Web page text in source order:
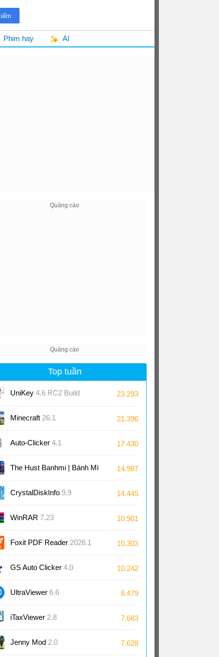
Phim hay AI
Top tuần
UniKey 4.6 RC2 Build
230919
23.293
Minecraft 26.1 21.396
Auto-Clicker 4.1 17.430
The Hust Banhmi | Bánh Mì
Bách Khoa
14.987
CrystalDiskInfo 9.9 14.445
WinRAR 7.23 10.901
Foxit PDF Reader 2026.1 10.303
GS Auto Clicker 4.0 10.242
UltraViewer 6.6 8.479
iTaxViewer 2.8 7.683
Jenny Mod 2.0 7.628